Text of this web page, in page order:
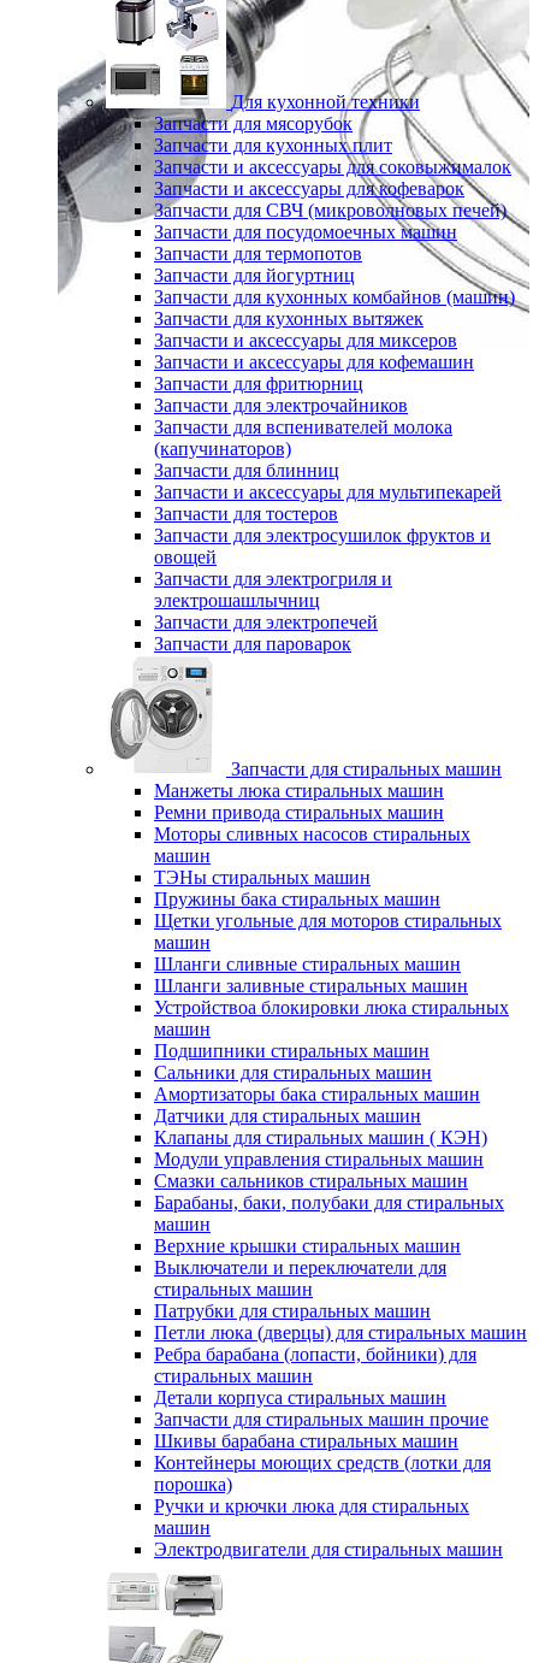
Для кухонной техники
Запчасти для мясорубок
Запчасти для кухонных плит
Запчасти и аксессуары для соковыжималок
Запчасти и аксессуары для кофеварок
Запчасти для СВЧ (микроволновых печей)
Запчасти для посудомоечных машин
Запчасти для термопотов
Запчасти для йогуртниц
Запчасти для кухонных комбайнов (машин)
Запчасти для кухонных вытяжек
Запчасти и аксессуары для миксеров
Запчасти и аксессуары для кофемашин
Запчасти для фритюрниц
Запчасти для электрочайников
Запчасти для вспенивателей молока
(капучинаторов)
Запчасти для блинниц
Запчасти и аксессуары для мультипекарей
Запчасти для тостеров
Запчасти для электросушилок фруктов и
овощей
Запчасти для электрогриля и
электрошашлычниц
Запчасти для электропечей
Запчасти для пароварок
Запчасти для стиральных машин
Манжеты люка стиральных машин
Ремни привода стиральных машин
Моторы сливных насосов стиральных
машин
ТЭНы стиральных машин
Пружины бака стиральных машин
Щетки угольные для моторов стиральных
машин
Шланги сливные стиральных машин
Шланги заливные стиральных машин
Устройствоа блокировки люка стиральных
машин
Подшипники стиральных машин
Сальники для стиральных машин
Амортизаторы бака стиральных машин
Датчики для стиральных машин
Клапаны для стиральных машин ( КЭН)
Модули управления стиральных машин
Смазки сальников стиральных машин
Барабаны, баки, полубаки для стиральных
машин
Верхние крышки стиральных машин
Выключатели и переключатели для
стиральных машин
Патрубки для стиральных машин
Петли люка (дверцы) для стиральных машин
Ребра барабана (лопасти, бойники) для
стиральных машин
Детали корпуса стиральных машин
Запчасти для стиральных машин прочие
Шкивы барабана стиральных машин
Контейнеры моющих средств (лотки для
порошка)
Ручки и крючки люка для стиральных
машин
Электродвигатели для стиральных машин